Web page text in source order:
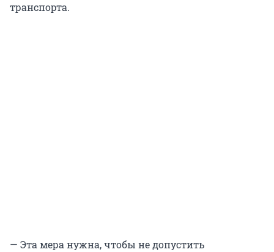
транспорта.
— Эта мера нужна, чтобы не допустить